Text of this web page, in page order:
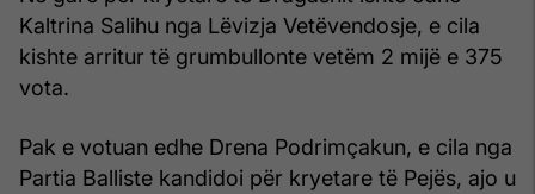
Kaltrina Salihu nga Lëvizja Vetëvendosje, e cila
kishte arritur të grumbullonte vetëm 2 mijë e 375
vota.
Pak e votuan edhe Drena Podrimçakun, e cila nga
Partia Balliste kandidoi për kryetare të Pejës, ajo u